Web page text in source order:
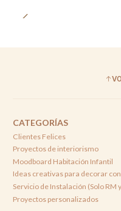
CATEGORÍAS
Clientes Felices
Proyectos de interiorismo
Moodboard Habitación Infantil
Ideas creativas para decorar
Servicio de Instalación (Solo RM
Proyectos personalizados